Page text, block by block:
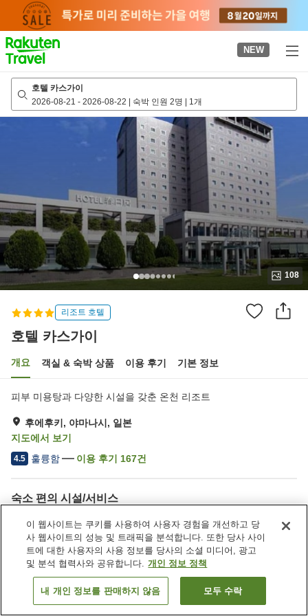
page
NEW
호텔 카스가이
2026-08-21 - 2026-08-22 | 숙박 인원 2명 | 1개
108
리조트 호텔
호텔 카스가이
개요 객실 & 숙박 상품 이용 후기 기본 정보
피부 미용탕과 다양한 시설을 갖춘 온천 리조트
후에후키, 야마나시, 일본
지도에서 보기
4.5 훌륭함 이용 후기 167건
숙소 편의 시설/서비스
Wi-Fi
사우나
라운지
바
일본 야마나시 후에후키 호텔 카스가이
객실 보기
이 웹사이트는 쿠키를 사용하여 사용자 경험을 개선하고 당
사 웹사이트의 성능 및 트래픽을 분석합니다. 또한 당사 사이
트에 대한 사용자의 사용 정보를 당사의 소셜 미디어, 광고
및 분석 협력사와 공유합니다. 개인 정보 정책
내 개인 정보를 판매하지 않음 모두 수락